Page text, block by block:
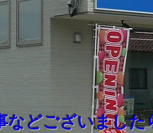
などございました